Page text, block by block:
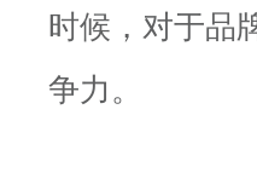
时候，对于品
争力。